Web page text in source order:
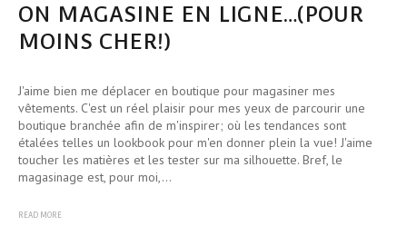
ON MAGASINE EN LIGNE…(POUR
MOINS CHER!)
J'aime bien me déplacer en boutique pour magasiner mes
vêtements. C'est un réel plaisir pour mes yeux de parcourir une
boutique branchée afin de m'inspirer; où les tendances sont
étalées telles un lookbook pour m'en donner plein la vue! J'aime
toucher les matières et les tester sur ma silhouette. Bref, le
magasinage est, pour moi,…
READ MORE